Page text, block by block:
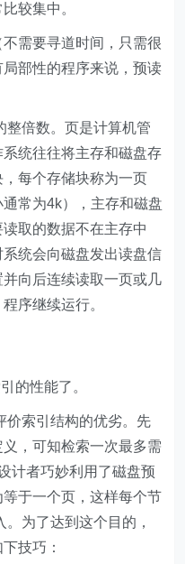
较集中。
需要寻道时间，只需很
部性的程序来说，预读
整倍数。页是计算机管
统往往将主存和磁盘存
每个存储块称为一页
通常为4k），主存和磁盘
取的数据不在主存中
统会向磁盘发出读盘信
向后连续读取一页或几
序继续运行。
的性能了。
价索引结构的优劣。先
，可知检索一次最多需
计者巧妙利用了磁盘预
于一个页，这样每个节
为了达到这个目的，
技巧：